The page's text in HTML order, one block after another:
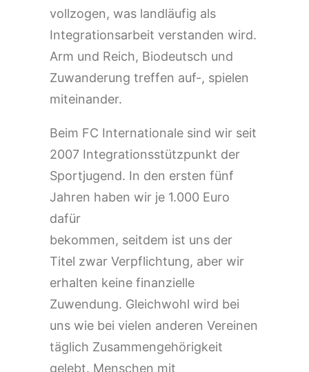
vollzogen, was landläufig als
Integrationsarbeit verstanden wird.
Arm und Reich, Biodeutsch und
Zuwanderung treffen auf-, spielen
miteinander.
Beim FC Internationale sind wir seit
2007 Integrationsstützpunkt der
Sportjugend. In den ersten fünf
Jahren haben wir je 1.000 Euro
dafür
bekommen, seitdem ist uns der
Titel zwar Verpflichtung, aber wir
erhalten keine finanzielle
Zuwendung. Gleichwohl wird bei
uns wie bei vielen anderen Vereinen
täglich Zusammengehörigkeit
gelebt. Menschen mit